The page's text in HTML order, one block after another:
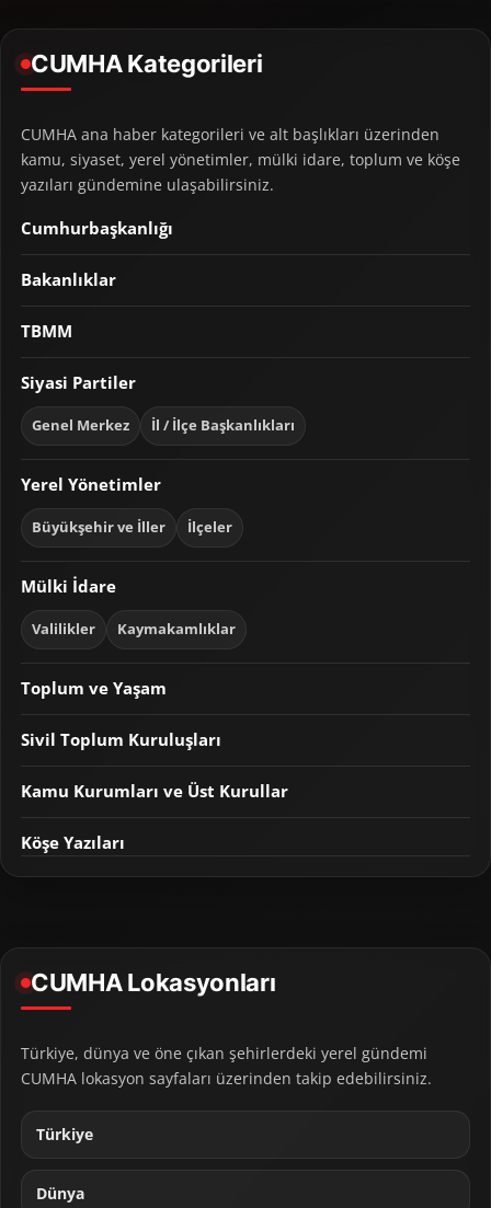
CUMHA Kategorileri
CUMHA ana haber kategorileri ve alt başlıkları üzerinden
kamu, siyaset, yerel yönetimler, mülki idare, toplum ve köşe
yazıları gündemine ulaşabilirsiniz.
Cumhurbaşkanlığı
Bakanlıklar
TBMM
Siyasi Partiler
Genel Merkez İl / İlçe Başkanlıkları
Yerel Yönetimler
Büyükşehir ve İller İlçeler
Mülki İdare
Valilikler Kaymakamlıklar
Toplum ve Yaşam
Sivil Toplum Kuruluşları
Kamu Kurumları ve Üst Kurullar
Köşe Yazıları
CUMHA Lokasyonları
Türkiye, dünya ve öne çıkan şehirlerdeki yerel gündemi
CUMHA lokasyon sayfaları üzerinden takip edebilirsiniz.
Türkiye
Dünya